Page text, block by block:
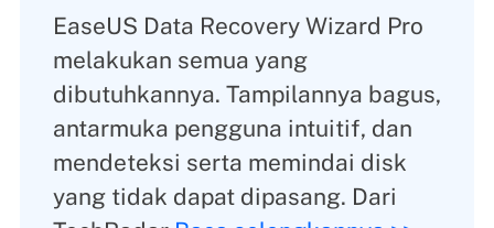
EaseUS Data Recovery Wizard Pro
melakukan semua yang
dibutuhkannya. Tampilannya bagus,
antarmuka pengguna intuitif, dan
mendeteksi serta memindai disk
yang tidak dapat dipasang. Dari